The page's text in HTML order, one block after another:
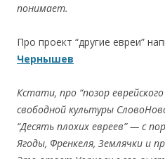
понимает.
Про проект “другие евреи”
Чернышев
Кстати, про “позор
свободной культуры
“Десять плохих евреев” — с
Ягоды, Френкеля, Землячки и